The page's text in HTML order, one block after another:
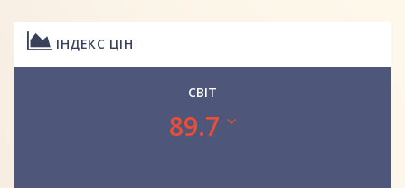
ІНДЕКС ЦІН
СВІТ
89.7